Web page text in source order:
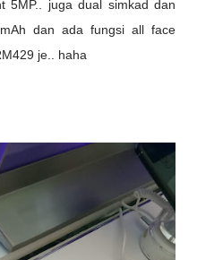
5MP.. juga dual simkad dan
dan ada fungsi all face
je.. haha